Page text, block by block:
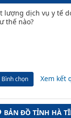
lượng dịch vụ y tế
thế nào?
Bình chọn Xem kết
BẢN ĐỒ TỈNH HÀ